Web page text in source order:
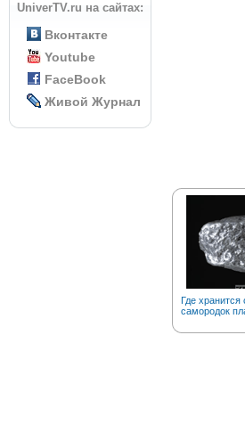
UniverTV.ru на сайтах:
Вконтакте
Youtube
FaceBook
Живой Журнал
Где
самородок